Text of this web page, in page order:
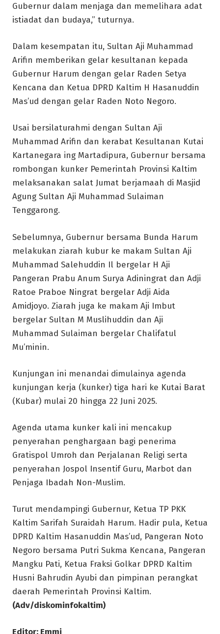
Gubernur dalam menjaga dan memelihara adat
istiadat dan budaya,” tuturnya.
Dalam kesempatan itu, Sultan Aji Muhammad
Arifin memberikan gelar kesultanan kepada
Gubernur Harum dengan gelar Raden Setya
Kencana dan Ketua DPRD Kaltim H Hasanuddin
Mas’ud dengan gelar Raden Noto Negoro.
Usai bersilaturahmi dengan Sultan Aji
Muhammad Arifin dan kerabat Kesultanan Kutai
Kartanegara ing Martadipura, Gubernur bersama
rombongan kunker Pemerintah Provinsi Kaltim
melaksanakan salat Jumat berjamaah di Masjid
Agung Sultan Aji Muhammad Sulaiman
Tenggarong.
Sebelumnya, Gubernur bersama Bunda Harum
melakukan ziarah kubur ke makam Sultan Aji
Muhammad Salehuddin Il bergelar H Aji
Pangeran Prabu Anum Surya Adiningrat dan Adji
Ratoe Praboe Ningrat bergelar Adji Aida
Amidjoyo. Ziarah juga ke makam Aji Imbut
bergelar Sultan M Muslihuddin dan Aji
Muhammad Sulaiman bergelar Chalifatul
Mu’minin.
Kunjungan ini menandai dimulainya agenda
kunjungan kerja (kunker) tiga hari ke Kutai Barat
(Kubar) mulai 20 hingga 22 Juni 2025.
Agenda utama kunker kali ini mencakup
penyerahan penghargaan bagi penerima
Gratispol Umroh dan Perjalanan Religi serta
penyerahan Jospol Insentif Guru, Marbot dan
Penjaga Ibadah Non-Muslim.
Turut mendampingi Gubernur, Ketua TP PKK
Kaltim Sarifah Suraidah Harum. Hadir pula, Ketua
DPRD Kaltim Hasanuddin Mas’ud, Pangeran Noto
Negoro bersama Putri Sukma Kencana, Pangeran
Mangku Pati, Ketua Fraksi Golkar DPRD Kaltim
Husni Bahrudin Ayubi dan pimpinan perangkat
daerah Pemerintah Provinsi Kaltim.
(Adv/diskominfokaltim)
Editor: Emmi